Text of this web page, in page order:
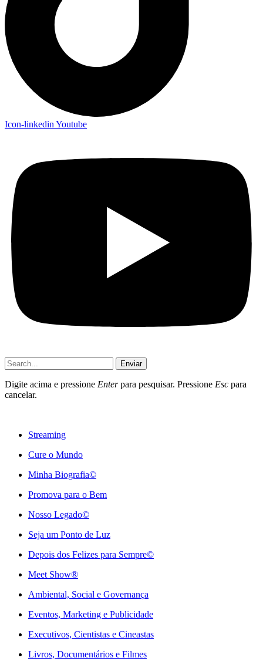
Icon-linkedin Youtube
Enviar
Digite acima e pressione Enterpara pesquisar. Pressione Esc para
cancelar.
Streaming
Cure o Mundo
Minha Biografia©
Promova para o Bem
Nosso Legado©
Seja um Ponto de Luz
Depois dos Felizes para Sempre©️
Meet Show®
Ambiental, Social e Governança
Eventos, Marketing e Publicidade
Executivos, Cientistas e Cineastas
⁠Livros, Documentários e Filmes